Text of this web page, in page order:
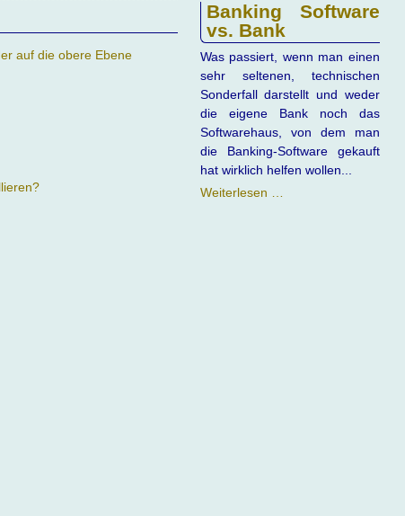
auf die obere Ebene
der
SFS
KRM
Banking Software
vs. Bank
Was passiert, wenn man einen
sehr seltenen, technischen
Sonderfall darstellt und weder
die eigene Bank noch das
Softwarehaus, von dem man
die Banking-Software gekauft
hat wirklich helfen wollen...
Weiterlesen …